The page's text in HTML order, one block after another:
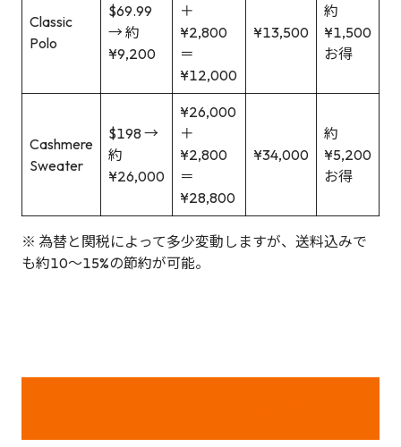
Classic
Polo
$69.99
→ 約
¥9,200
＋
¥2,800
＝
¥12,000
¥13,500
約
¥1,500
お得
Cashmere
Sweater
$198 →
約
¥26,000
¥26,000
＋
¥2,800
＝
¥28,800
¥34,000
約
¥5,200
お得
※ 為替と関税によって多少変動しますが、送料込みで
も約10〜15%の節約が可能。